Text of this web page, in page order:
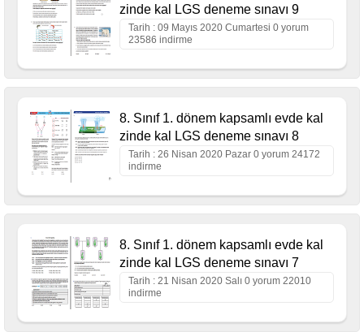
zinde kal LGS deneme sınavı 9
Tarih : 09 Mayıs 2020 Cumartesi 0 yorum
23586 indirme
8. Sınıf 1. dönem kapsamlı evde kal
zinde kal LGS deneme sınavı 8
Tarih : 26 Nisan 2020 Pazar 0 yorum 24172
indirme
8. Sınıf 1. dönem kapsamlı evde kal
zinde kal LGS deneme sınavı 7
Tarih : 21 Nisan 2020 Salı 0 yorum 22010
indirme